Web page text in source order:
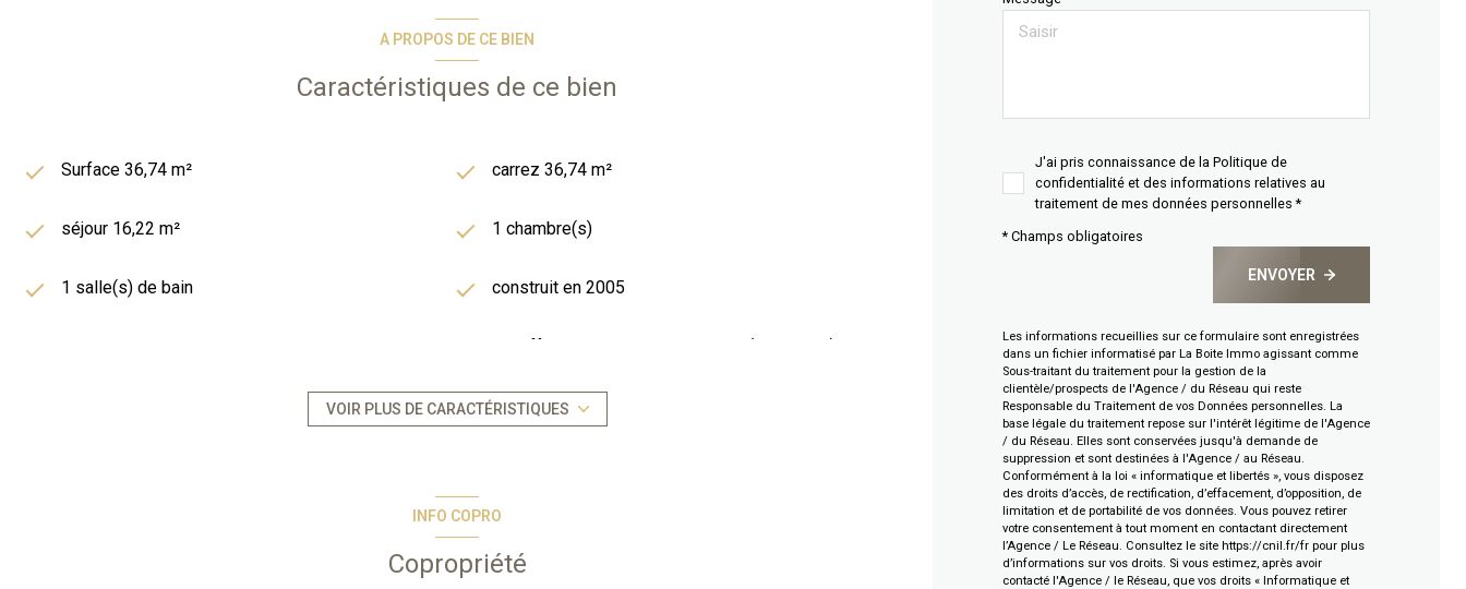
A PROPOS DE CE BIEN
Caractéristiques de ce bien
Surface 36,74 m² carrez 36,74 m²
séjour 16,22 m² 1 chambre(s)
1 salle(s) de bain construit en 2005
Chauffage individuel : convecteur (electrique)
1er étage
VOIR PLUS DE CARACTÉRISTIQUES
INFO COPRO
Copropriété
J'ai pris connaissance de la Politique de
confidentialité et des informations relatives au
traitement de mes données personnelles *
* Champs obligatoires
ENVOYER
Les informations recueillies sur ce formulaire sont enregistrées
dans un fichier informatisé par La Boite Immo agissant comme
Sous-traitant du traitement pour la gestion de la
clientèle/prospects de l'Agence / du Réseau qui reste
Responsable du Traitement de vos Données personnelles. La
base légale du traitement repose sur l'intérêt légitime de l'Agence
/ du Réseau. Elles sont conservées jusqu'à demande de
suppression et sont destinées à l'Agence / au Réseau.
Conformément à la loi « informatique et libertés », vous disposez
des droits d’accès, de rectification, d’effacement, d’opposition, de
limitation et de portabilité de vos données. Vous pouvez retirer
votre consentement à tout moment en contactant directement
l’Agence / Le Réseau. Consultez le site https://cnil.fr/frpour plus
d’informations sur vos droits. Si vous estimez, après avoir
contacté l'Agence / le Réseau, que vos droits « Informatique et